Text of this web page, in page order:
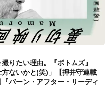
りたい理由。『ボトムズ』
ないかと(笑)」【押井守連載
バーン・アフター・リーディ